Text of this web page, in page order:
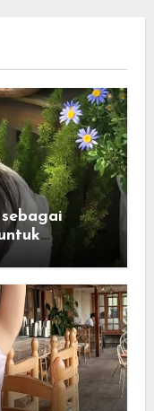
Lebih